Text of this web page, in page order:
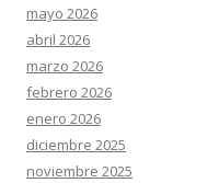
mayo 2026
abril 2026
marzo 2026
febrero 2026
enero 2026
diciembre 2025
noviembre 2025